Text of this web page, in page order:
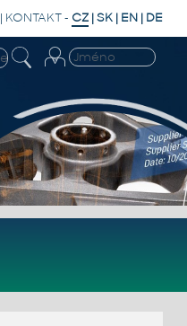
| KONTAKT- CZ |SK | EN | DE